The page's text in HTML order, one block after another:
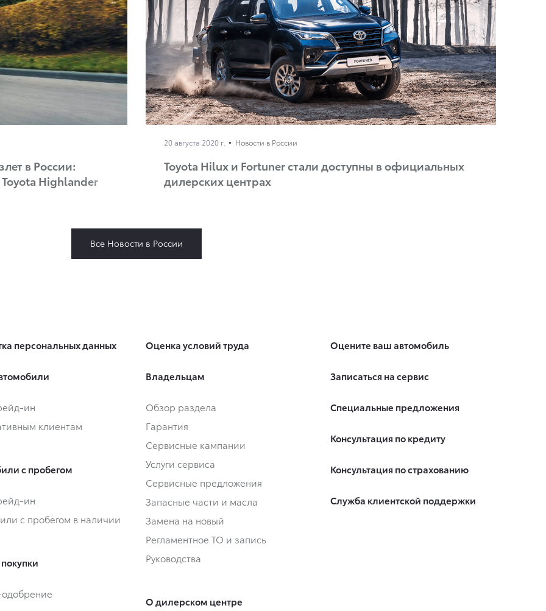
в России:
Highlander
20 августа 2020 г. Новости в России
Toyota Hilux и Fortuner стали доступны в официальных
дилерских центрах
Все Новости в России
персональных данных
ин
клиентам
с пробегом
ин
с пробегом в наличии
Оценка условий труда
Владельцам
Обзор раздела
Гарантия
Сервисные кампании
Услуги сервиса
Сервисные предложения
Запасные части и масла
Замена на новый
Регламентное ТО и запись
Руководства
О дилерском центре
Оцените ваш автомобиль
Записаться на сервис
Специальные предложения
Консультация по кредиту
Консультация по страхованию
Служба клиентской поддержки